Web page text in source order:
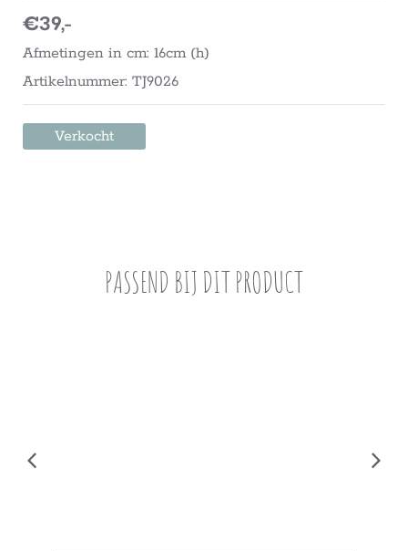
€39,-
Afmetingen in cm: 16cm (h)
Artikelnummer: TJ9026
Verkocht
PASSEND BIJ DIT PRODUCT